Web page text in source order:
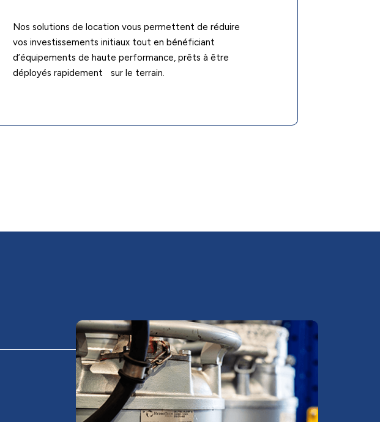
Nos solutions de location vous permettent de réduire
vos investissements initiaux tout en bénéficiant
d’équipements de haute performance, prêts à être
déployés rapidement sur le terrain.